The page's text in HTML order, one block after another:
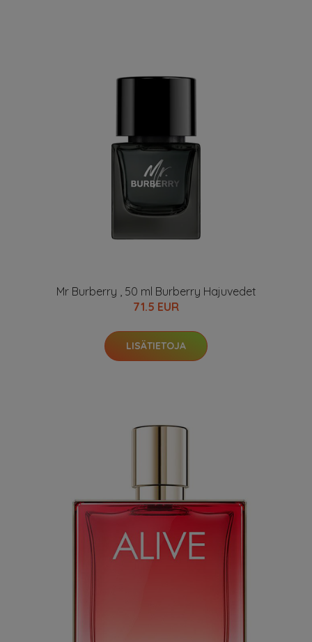
Mr Burberry , 50 ml Burberry Hajuvedet
71.5 EUR
LISÄTIETOJA